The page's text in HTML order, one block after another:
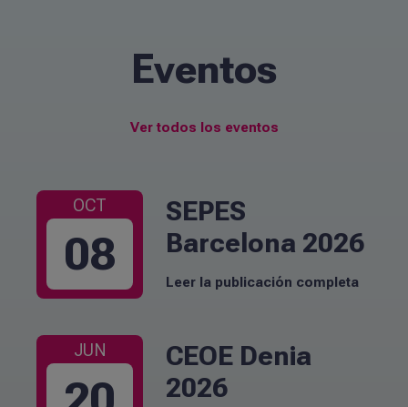
Eventos
Ver todos los eventos
OCT
08
SEPES
Barcelona 2026
Leer la publicación completa
JUN
CEOE Denia
2026